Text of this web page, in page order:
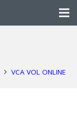
VCA VOL ONLINE